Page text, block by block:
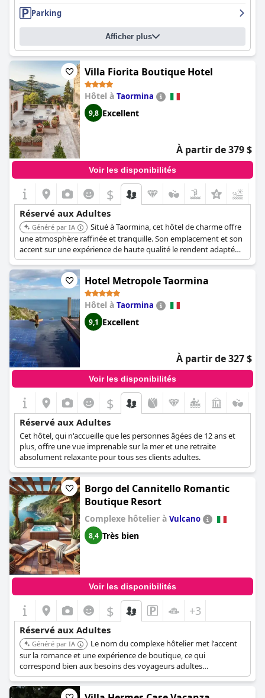
Parking
Afficher plus
Villa Fiorita Boutique Hotel
Hôtel à Taormina
9,8 Excellent
À partir de 379 $
Voir les disponibilités
$
Réservé aux Adultes
Généré par IA
Situé à Taormina, cet hôtel de charme offre
une atmosphère raffinée et tranquille. Son emplacement et son
accent sur une expérience de haute qualité le rendent adapté
aux adultes en quête d'une escapade paisible.
Hotel Metropole Taormina
Hôtel à Taormina
9,1 Excellent
À partir de 327 $
Voir les disponibilités
$
Réservé aux Adultes
Cet hôtel, qui n'accueille que les personnes âgées de 12 ans et
plus, offre une vue imprenable sur la mer et une retraite
absolument relaxante pour tous ses clients adultes.
Borgo del Cannitello Romantic
Boutique Resort
Complexe hôtelier à Vulcano
8,4 Très bien
Voir les disponibilités
$ +3
Réservé aux Adultes
Généré par IA
Le nom du complexe hôtelier met l'accent
sur la romance et une expérience de boutique, ce qui
correspond bien aux besoins des voyageurs adultes
recherchant un environnement tranquille et exclusif. L'étiquette
« Romantique » suggère qu'il s'adresse aux couples et à ceux